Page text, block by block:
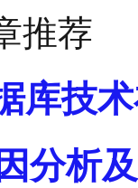
推荐
库技
分析